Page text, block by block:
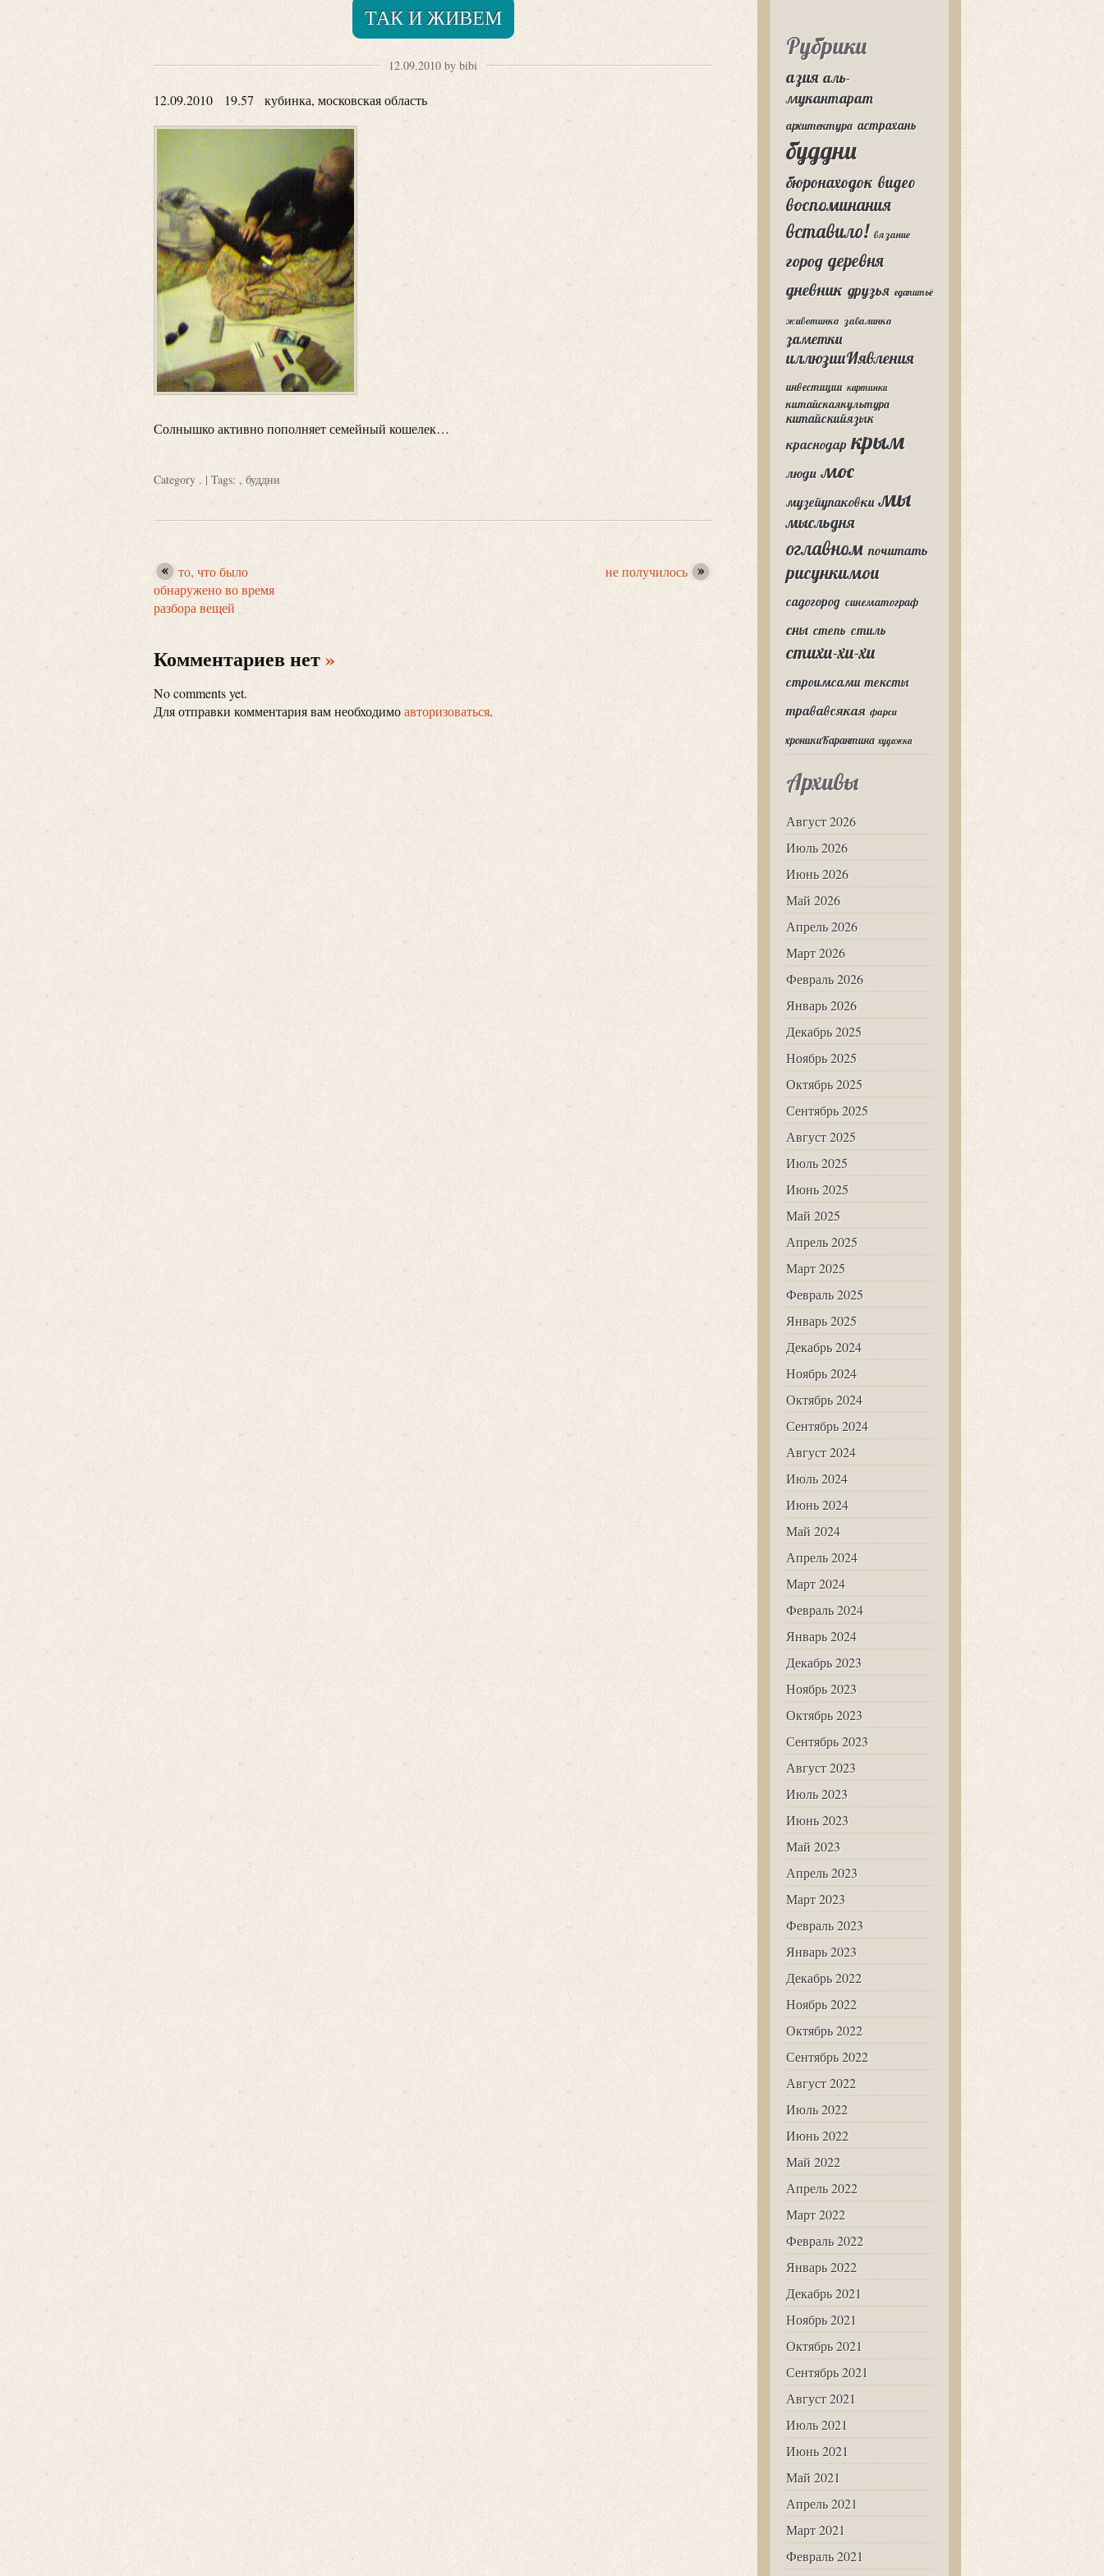
ТАК И ЖИВЕМ
12.09.2010 by bibi
12.09.2010 19.57 кубинка, московская область
Солнышко активно пополняет семейный кошелек…
Category . | Tags: , буддни
то, что было
обнаружено во время
разбора вещей
не получилось
Комментариев нет»
No comments yet.
Для отправки комментария вам необходимоавторизоваться.
Рубрики
азия аль-
мукантарат
архитектура астрахань
буддни
бюронаходок видео
воспоминания
вставило! вязание
город деревня
дневник друзья едапитьё
животинка завалинка
заметки
иллюзииИявления
инвестиции картинки
китайскаякультура
китайскийязык
краснодар крым
люди мос
музейупаковки мы
мысльдня
оглавном почитать
рисункимои
садогород синематограф
сны степь стиль
стихи-хи-хи
строимсами тексты
трававсякая фарси
хроникиКарантина художка
Архивы
Август 2026
Июль 2026
Июнь 2026
Май 2026
Апрель 2026
Март 2026
Февраль 2026
Январь 2026
Декабрь 2025
Ноябрь 2025
Октябрь 2025
Сентябрь 2025
Август 2025
Июль 2025
Июнь 2025
Май 2025
Апрель 2025
Март 2025
Февраль 2025
Январь 2025
Декабрь 2024
Ноябрь 2024
Октябрь 2024
Сентябрь 2024
Август 2024
Июль 2024
Июнь 2024
Май 2024
Апрель 2024
Март 2024
Февраль 2024
Январь 2024
Декабрь 2023
Ноябрь 2023
Октябрь 2023
Сентябрь 2023
Август 2023
Июль 2023
Июнь 2023
Май 2023
Апрель 2023
Март 2023
Февраль 2023
Январь 2023
Декабрь 2022
Ноябрь 2022
Октябрь 2022
Сентябрь 2022
Август 2022
Июль 2022
Июнь 2022
Май 2022
Апрель 2022
Март 2022
Февраль 2022
Январь 2022
Декабрь 2021
Ноябрь 2021
Октябрь 2021
Сентябрь 2021
Август 2021
Июль 2021
Июнь 2021
Май 2021
Апрель 2021
Март 2021
Февраль 2021